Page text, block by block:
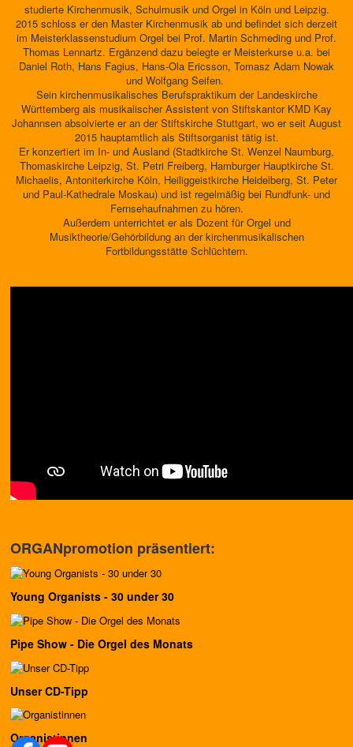
studierte Kirchenmusik, Schulmusik und Orgel in Köln und Leipzig.
2015 schloss er den Master Kirchenmusik ab und befindet sich derzeit
im Meisterklassenstudium Orgel bei Prof. Martin Schmeding und Prof.
Thomas Lennartz. Ergänzend dazu belegte er Meisterkurse u.a. bei
Daniel Roth, Hans Fagius, Hans-Ola Ericsson, Tomasz Adam Nowak
und Wolfgang Seifen.
Sein kirchenmusikalisches Berufspraktikum der Landeskirche
Württemberg als musikalischer Assistent von Stiftskantor KMD Kay
Johannsen absolvierte er an der Stiftskirche Stuttgart, wo er seit August
2015 hauptamtlich als Stiftsorganist tätig ist.
Er konzertiert im In- und Ausland (Stadtkirche St. Wenzel Naumburg,
Thomaskirche Leipzig, St. Petri Freiberg, Hamburger Hauptkirche St.
Michaelis, Antoniterkirche Köln, Heiliggeistkirche Heidelberg, St. Peter
und Paul-Kathedrale Moskau) und ist regelmäßig bei Rundfunk- und
Fernsehaufnahmen zu hören.
Außerdem unterrichtet er als Dozent für Orgel und
Musiktheorie/Gehörbildung an der kirchenmusikalischen
Fortbildungsstätte Schlüchtern.
ORGANpromotion präsentiert:
Young Organists - 30 under 30
Pipe Show - Die Orgel des Monats
Unser CD-Tipp
Organistinnen